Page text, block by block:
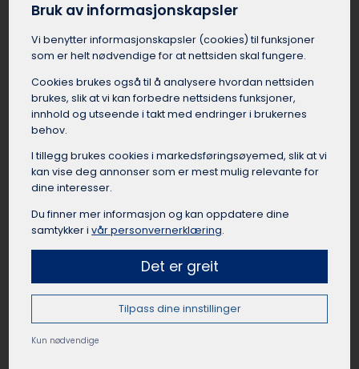
Når korpset eller koret fra Vefsn skal på
spilleoppdrag eller øvingshelg, er det praktisk å
leie en buss slik at alle musikerne og
instrumentene kommer seg trygt dit de skal.
Avhengig av størrelsen på korpset fra Vefsn og
mengden utstyr, kan det være lurt å velge en
buss med god bagasjeplass eller en buss med
tilhenger. Flere busselskaper i Vefsn har erfaring
med å frakte korps, og vet hva som kreves av
planlegging for at turen skal gå knirkefritt.
Leie buss til leirskole Vefsn
For skoleklasser fra Vefsn som skal på leirskole
er buss et trygt og miljøvennlig
transportalternativ. Elevene får en fin
fellesskapsfølelse av å reise sammen fra Vefsn
Bruk av informasjonskapsler
Vi benytter informasjons­kapsler (cookies) til funksjoner
som er helt nødvendige for at nettsiden skal fungere.
Cookies brukes også til å analysere hvordan nettsiden
brukes, slik at vi kan forbedre nettsidens funksjoner,
innhold og utseende i takt med endringer i brukernes
behov.
I tillegg brukes cookies i markedsførings­øyemed, slik at vi
kan vise deg annonser som er mest mulig relevante for
dine interesser.
Du finner mer informasjon og kan oppdatere dine
samtykker ivår personvernerklæring.
Det er greit
Tilpass dine innstillinger
Kun nødvendige